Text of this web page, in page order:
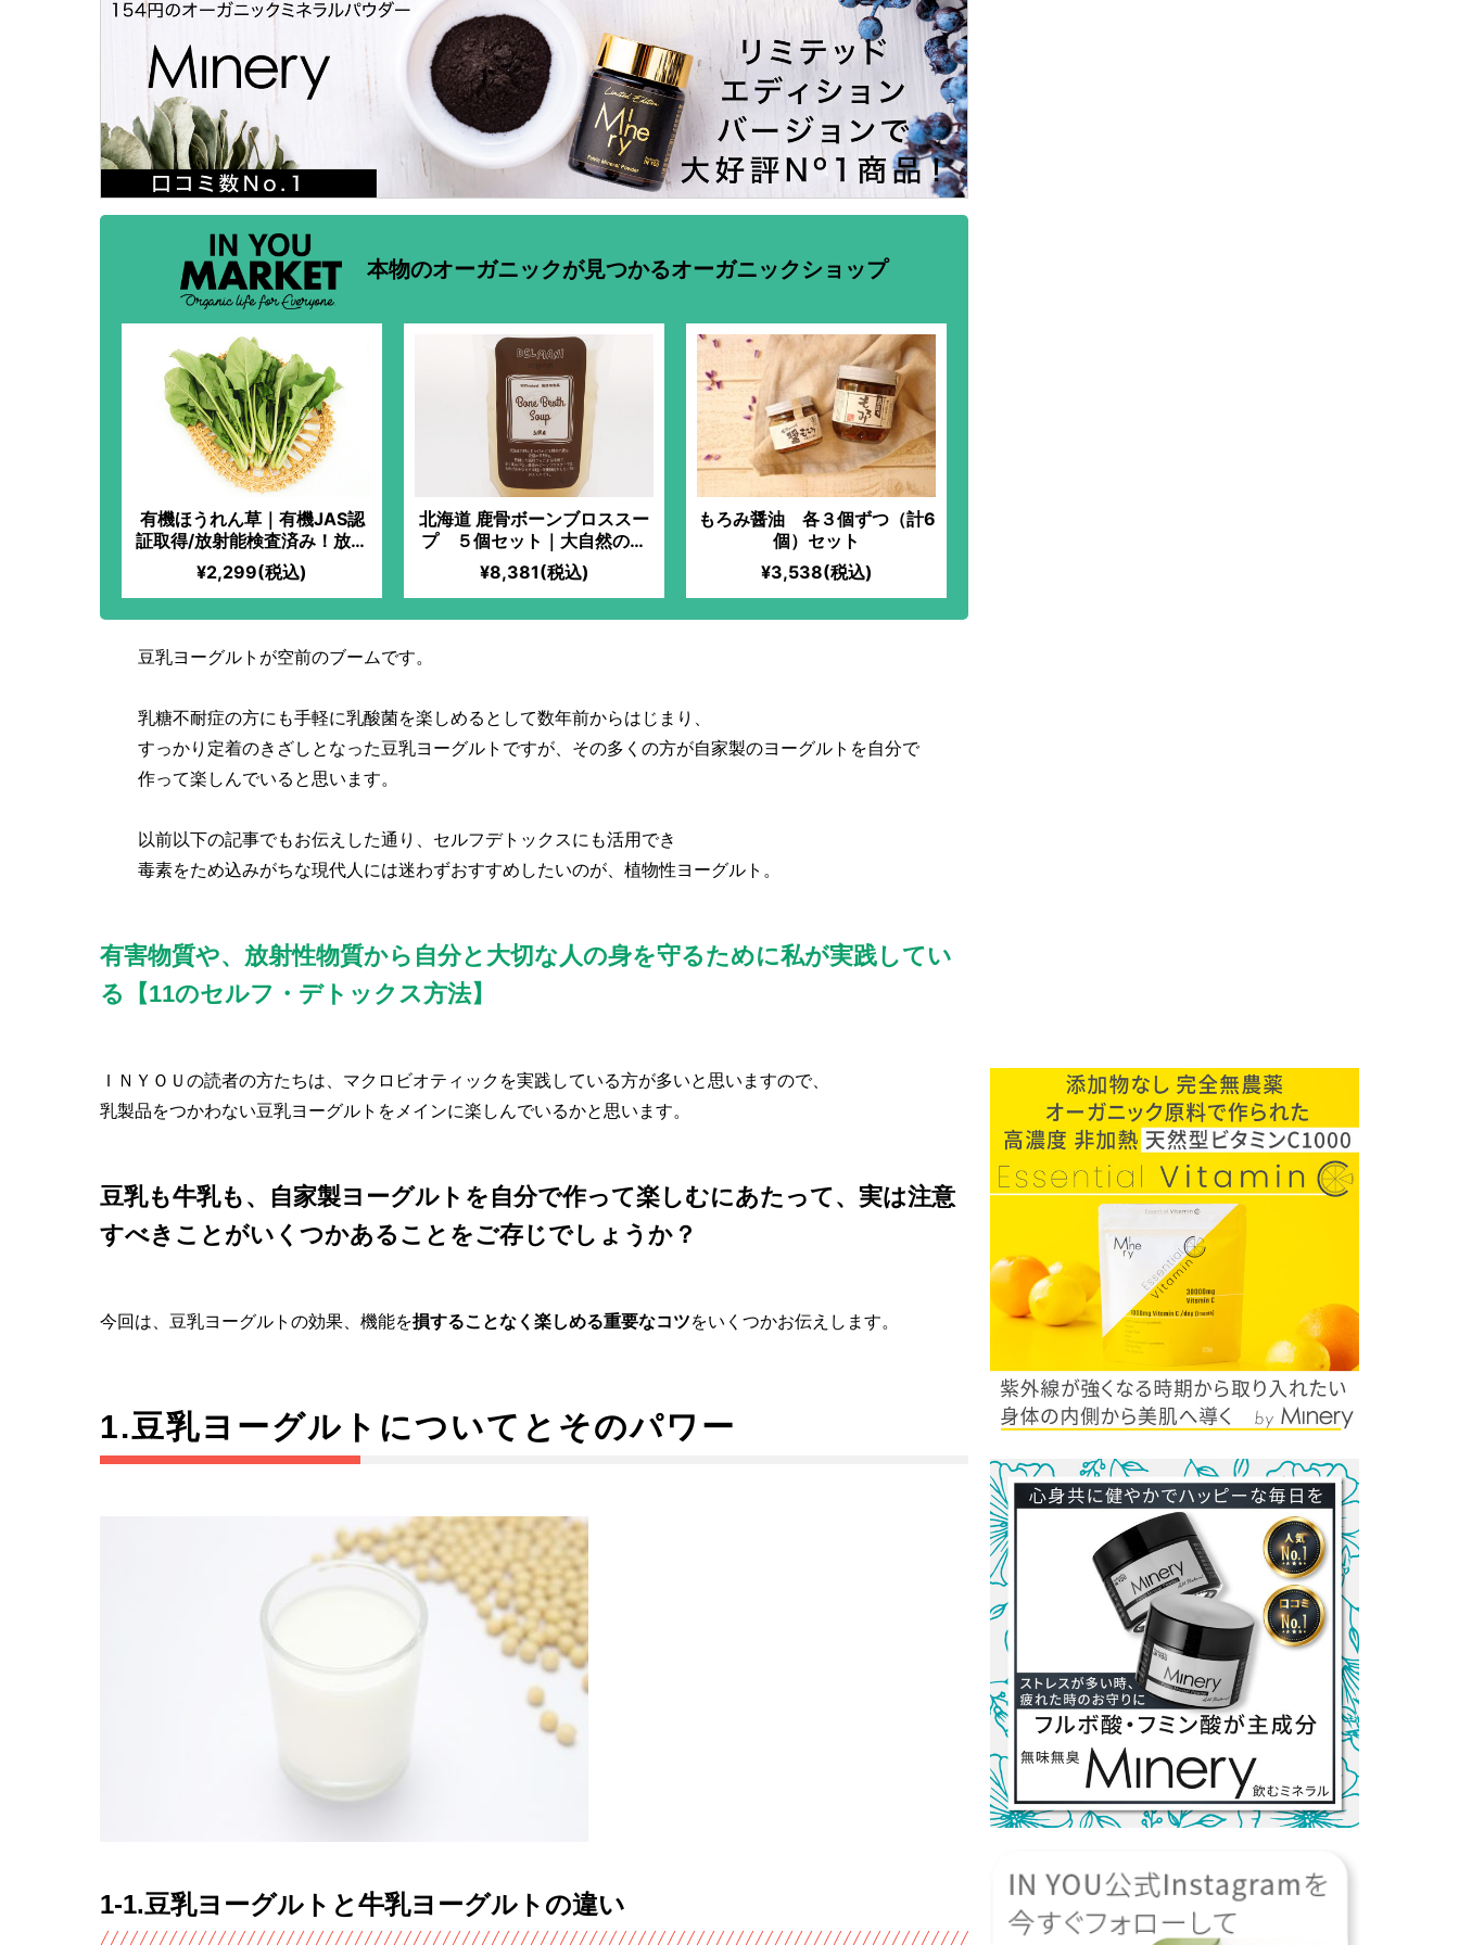
本物のオーガニックが見つかるオーガニックショップ
有機ほうれん草｜有機JAS認
証取得/放射能検査済み！放射
能検出なしの安心ほうれん
草。作り手が自信を持って届
けるエグみの少ない甘味が強
いほうれん草！朝食に一押
し。
¥2,299(税込)
北海道 鹿骨ボーンブロススー
プ ５個セット｜大自然のエ
ネルギーを身体に 風味とコ
クのバランスのとれた味わい
¥8,381(税込)
もろみ醤油 各３個ずつ（計6
個）セット
¥3,538(税込)
豆乳ヨーグルトが空前のブームです。
乳糖不耐症の方にも手軽に乳酸菌を楽しめるとして数年前からはじまり、
すっかり定着のきざしとなった豆乳ヨーグルトですが、その多くの方が自家製のヨーグルトを自分で
作って楽しんでいると思います。
以前以下の記事でもお伝えした通り、セルフデトックスにも活用でき
毒素をため込みがちな現代人には迷わずおすすめしたいのが、植物性ヨーグルト。
有害物質や、放射性物質から自分と大切な人の身を守るために私が実践してい
る【11のセルフ・デトックス方法】
ＩＮＹＯＵの読者の方たちは、マクロビオティックを実践している方が多いと思いますので、
乳製品をつかわない豆乳ヨーグルトをメインに楽しんでいるかと思います。
豆乳も牛乳も、自家製ヨーグルトを自分で作って楽しむにあたって、実は注意
すべきことがいくつかあることをご存じでしょうか？
今回は、豆乳ヨーグルトの効果、機能を損することなく楽しめる重要なコツをいくつかお伝えします。
1.豆乳ヨーグルトについてとそのパワー
1-1.豆乳ヨーグルトと牛乳ヨーグルトの違い